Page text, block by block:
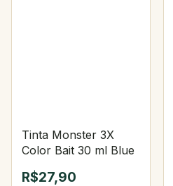
Tinta Monster 3X
Color Bait 30 ml Blue
R$27,90